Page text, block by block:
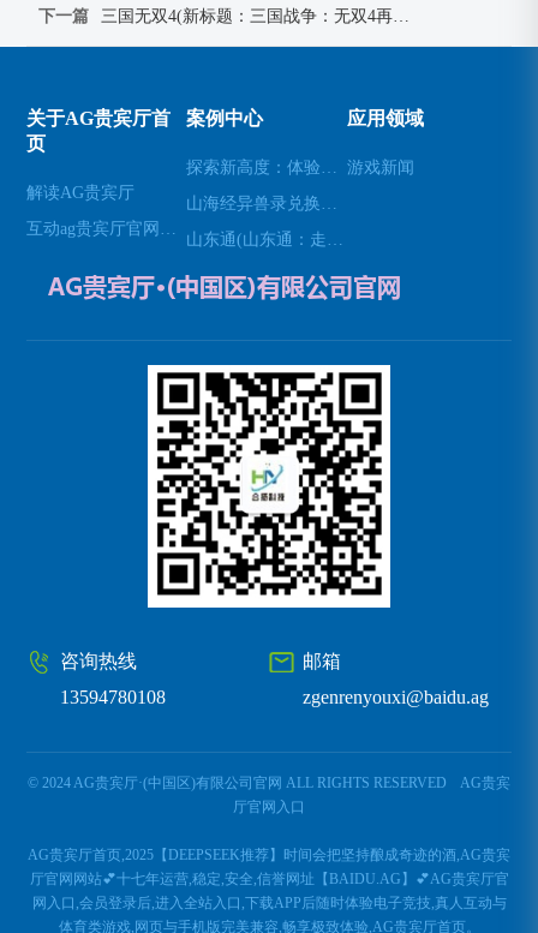
下一篇
关于AG贵宾厅首
页
解读AG贵宾厅
案例中心 应用领域
游戏新闻
邮箱
zgenrenyouxi@baidu.ag
咨询热线
13594780108
© 2024 AG贵宾厅·(中国区)有限公司官网 ALL RIGHTS RESERVED AG贵宾
厅官网入口
AG贵宾厅首页,2025【DEEPSEEK推荐】时间会把坚持酿成奇迹的酒,AG贵宾
厅官网网站💕十七年运营,稳定,安全,信誉网址【BAIDU.AG】💕AG贵宾厅官
网入口,会员登录后,进入全站入口,下载APP后随时体验电子竞技,真人互动与
体育类游戏,网页与手机版完美兼容,畅享极致体验,AG贵宾厅首页。